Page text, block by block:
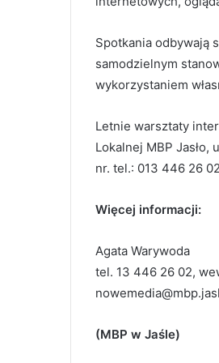
Spotkania odbywają
samodzielnym
wykorzystaniem
Letnie warsztaty
Lokalnej MBP Jasło,
nr. tel.: 013 446 26
Więcej informacji:
Agata Warywoda
tel. 13 446 26 02,
(MBP w Jaśle)